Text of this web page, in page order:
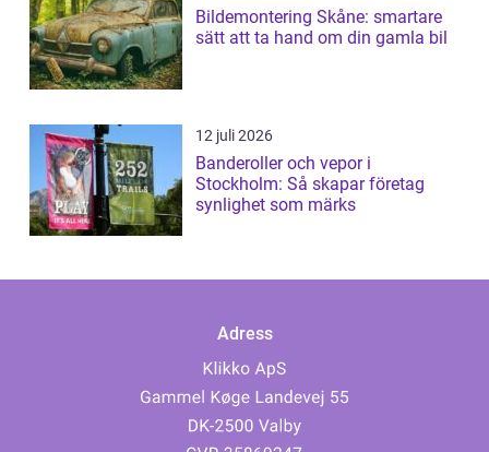
Bildemontering Skåne: smartare
sätt att ta hand om din gamla bil
12 juli 2026
Banderoller och vepor i
Stockholm: Så skapar företag
synlighet som märks
Adress